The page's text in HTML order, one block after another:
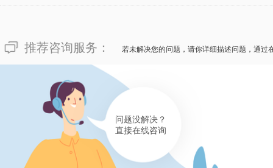
推荐咨询服务： 若未解决您的问题，请你详细描述问题，通过
问题没解决？
直接在线咨询